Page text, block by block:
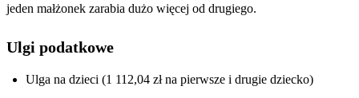
jeden małżonek zarabia dużo więcej od drugiego.
Ulgi podatkowe
Ulga na dzieci (1 112,04 zł na pierwsze i drugie dziecko)